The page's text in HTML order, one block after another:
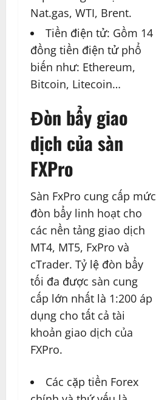
Nat.gas, WTI, Brent.
Tiền điện tử: Gồm 14
đồng tiền điện tử phổ
biến như: Ethereum,
Bitcoin, Litecoin…
Đòn bẩy giao
dịch của sàn
FXPro
Sàn FxPro cung cấp mức
đòn bẩy linh hoạt cho
các nền tảng giao dịch
MT4, MT5, FxPro và
cTrader. Tỷ lệ đòn bẩy
tối đa được sàn cung
cấp lớn nhất là 1:200 áp
dụng cho tất cả tài
khoản giao dịch của
FXPro.
Các cặp tiền Forex